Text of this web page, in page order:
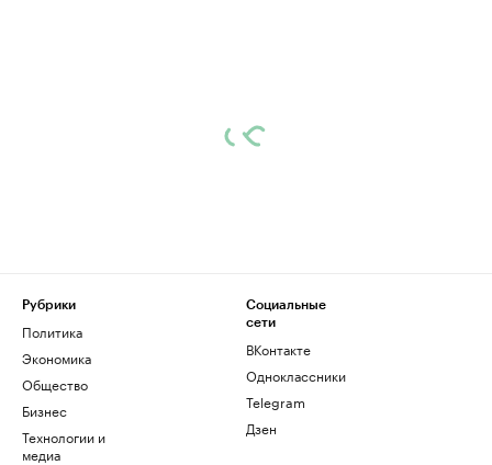
Рубрики
Политика
Экономика
Общество
Бизнес
Технологии и
медиа
Социальные
сети
ВКонтакте
Одноклассники
Telegram
Дзен